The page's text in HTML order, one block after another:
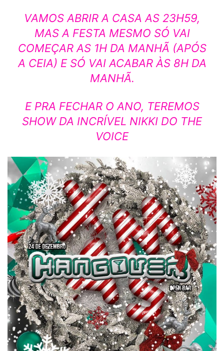
VAMOS ABRIR A CASA AS 23H59,
MAS A FESTA MESMO SÓ VAI
COMEÇAR AS 1H DA MANHÃ (APÓS
A CEIA) E SÓ VAI ACABAR ÀS 8H DA
MANHÃ.
E PRA FECHAR O ANO, TEREMOS
SHOW DA INCRÍVEL NIKKI DO THE
VOICE